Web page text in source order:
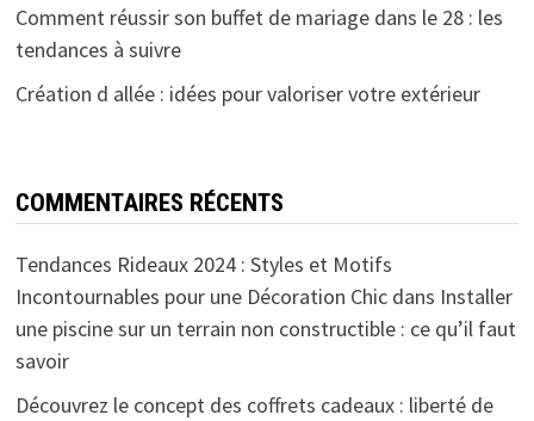
Comment réussir son buffet de mariage dans le 28 : les
tendances à suivre
Création d allée : idées pour valoriser votre extérieur
COMMENTAIRES RÉCENTS
Tendances Rideaux 2024 : Styles et Motifs
Incontournables pour une Décoration Chicdans Installer
une piscine sur un terrain non constructible : ce qu’il faut
savoir
Découvrez le concept des coffrets cadeaux : liberté de